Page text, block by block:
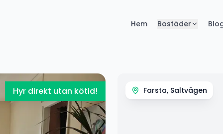
Hem Bostäder
Hyr direkt utan kötid! Farsta, Saltvägen